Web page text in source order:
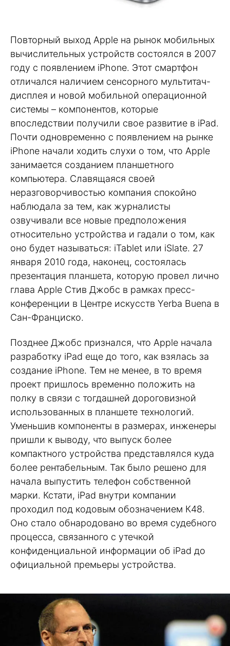
Повторный выход Apple на рынок мобильных
вычислительных устройств состоялся в 2007
году с появлением iPhone. Этот смартфон
отличался наличием сенсорного мультитач-
дисплея и новой мобильной операционной
системы – компонентов, которые
впоследствии получили свое развитие в iPad.
Почти одновременно с появлением на рынке
iPhone начали ходить слухи о том, что Apple
занимается созданием планшетного
компьютера. Славящаяся своей
неразговорчивостью компания спокойно
наблюдала за тем, как журналисты
озвучивали все новые предположения
относительно устройства и гадали о том, как
оно будет называться: iTablet или iSlate. 27
января 2010 года, наконец, состоялась
презентация планшета, которую провел лично
глава Apple Стив Джобс в рамках пресс-
конференции в Центре искусств Yerba Buena в
Сан-Франциско.
Позднее Джобс признался, что Apple начала
разработку iPad еще до того, как взялась за
создание iPhone. Тем не менее, в то время
проект пришлось временно положить на
полку в связи с тогдашней дороговизной
использованных в планшете технологий.
Уменьшив компоненты в размерах, инженеры
пришли к выводу, что выпуск более
компактного устройства представлялся куда
более рентабельным. Так было решено для
начала выпустить телефон собственной
марки. Кстати, iPad внутри компании
проходил под кодовым обозначением К48.
Оно стало обнародовано во время судебного
процесса, связанного с утечкой
конфиденциальной информации об iPad до
официальной премьеры устройства.